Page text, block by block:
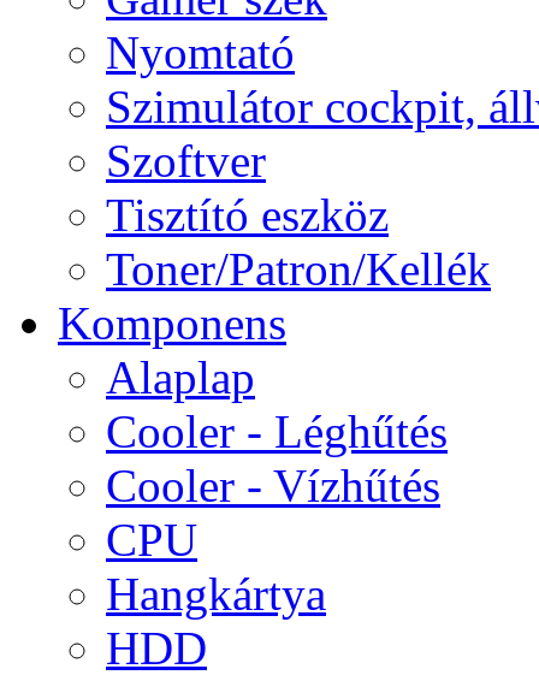
Nyomtató
Szimulátor cockpit,
Szoftver
Tisztító eszköz
Toner/Patron/Kellék
Komponens
Alaplap
Cooler - Léghűtés
Cooler - Vízhűtés
CPU
Hangkártya
HDD